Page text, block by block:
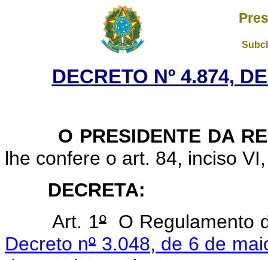
DECRETO Nº 4.874,
O PRESIDENTE DA
lhe confere o art. 84, inciso
DECRETA:
Art. 1ºO Regulamento
Decreto nº3.048, de 6 de